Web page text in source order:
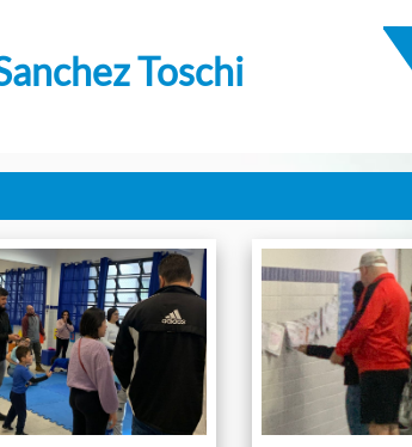
Toschi